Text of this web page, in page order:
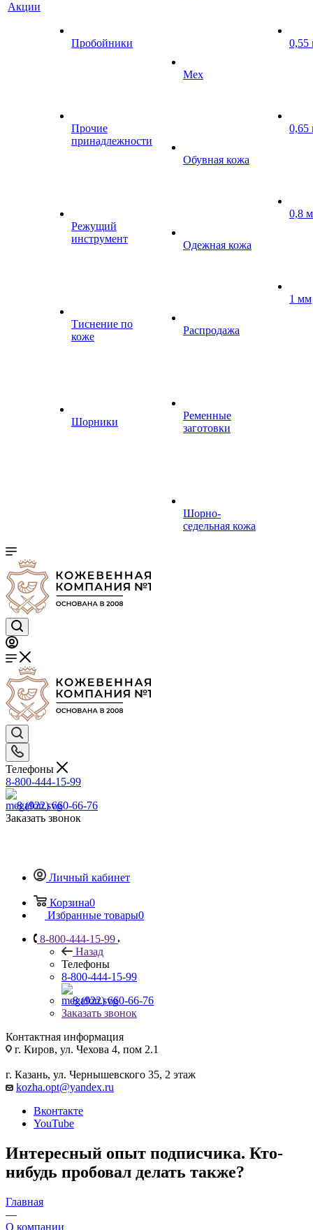
Акции
Пробойники
Прочие
принадлежности
Режущий
инструмент
Тиснение по
коже
Шорники
Мех
Обувная кожа
Одежная кожа
Распродажа
Ременные
заготовки
Шорно-
седельная кожа
0,55
0,65
0,8
1 мм
Телефоны
8-800-444-15-99
8 (922) 660-66-76
Заказать звонок
Личный кабинет
Корзина0
Избранные товары0
8-800-444-15-99
Назад
Телефоны
8-800-444-15-99
8 (922) 660-66-76
Заказать звонок
Контактная информация
г. Киров, ул. Чехова 4, пом 2.1
г. Казань, ул. Чернышевского 35, 2 этаж
kozha.opt@yandex.ru
Вконтакте
YouTube
Интересный опыт подписчика. Кто-
нибудь пробовал делать также?
Главная
—
О компании